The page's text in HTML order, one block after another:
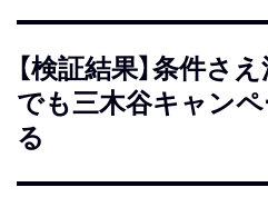
【検証結果】条件さ
でも三木谷キャン
る